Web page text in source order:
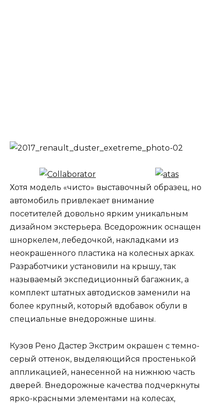
Хотя модель «чисто» выставочный образец, но
автомобиль привлекает внимание
посетителей довольно ярким уникальным
дизайном экстерьера. Вседорожник оснащен
шноркелем, лебедочкой, накладками из
неокрашенного пластика на колесных арках.
Разработчики установили на крышу, так
называемый экспедиционный багажник, а
комплект штатных автодисков заменили на
более крупный, который вдобавок обули в
специальные внедорожные шины.
Кузов Рено Дастер Экстрим окрашен с темно-
серый оттенок, выделяющийся простенькой
аппликацией, нанесенной на нижнюю часть
дверей. Внедорожные качества подчеркнуты
ярко-красными элементами на колесах,